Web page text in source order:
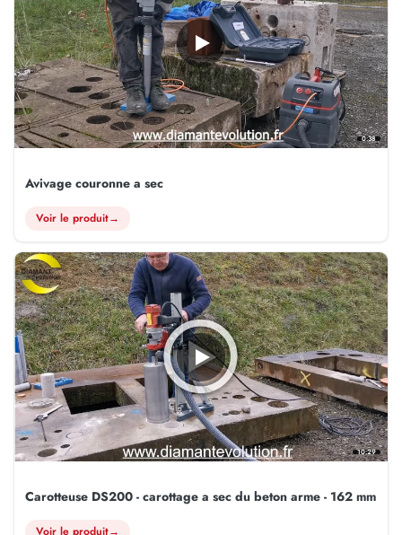
0:38
Avivage couronne a sec
Voir le produit→
10:29
Carotteuse DS200 - carottage a sec du beton arme - 162 mm
Voir le produit→